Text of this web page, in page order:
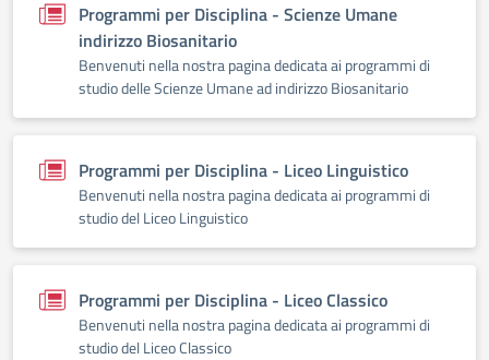
Programmi per Disciplina - Scienze Umane
indirizzo Biosanitario
Benvenuti nella nostra pagina dedicata ai programmi di
studio delle Scienze Umane ad indirizzo Biosanitario
Programmi per Disciplina - Liceo Linguistico
Benvenuti nella nostra pagina dedicata ai programmi di
studio del Liceo Linguistico
Programmi per Disciplina - Liceo Classico
Benvenuti nella nostra pagina dedicata ai programmi di
studio del Liceo Classico